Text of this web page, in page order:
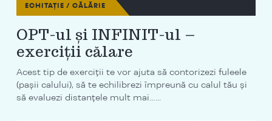
ECHITAȚIE / CĂLĂRIE
OPT-ul și INFINIT-ul –
exerciții călare
Acest tip de exerciții te vor ajuta să contorizezi fuleele
(pașii calului), să te echilibrezi împreună cu calul tău și
să evaluezi distanțele mult mai…...